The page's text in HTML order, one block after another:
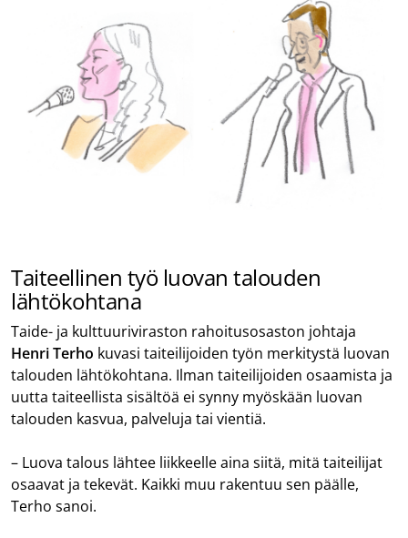
Taiteellinen työ luovan talouden
lähtökohtana
Taide- ja kulttuuriviraston rahoitusosaston johtaja
Henri Terho kuvasi taiteilijoiden työn merkitystä luovan
talouden lähtökohtana. Ilman taiteilijoiden osaamista ja
uutta taiteellista sisältöä ei synny myöskään luovan
talouden kasvua, palveluja tai vientiä.
– Luova talous lähtee liikkeelle aina siitä, mitä taiteilijat
osaavat ja tekevät. Kaikki muu rakentuu sen päälle,
Terho sanoi.